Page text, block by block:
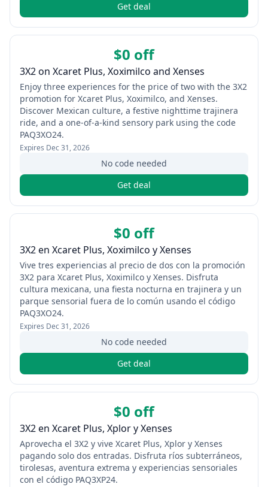
Get deal
$0 off
3X2 on Xcaret Plus, Xoximilco and Xenses
Enjoy three experiences for the price of two with the 3X2
promotion for Xcaret Plus, Xoximilco, and Xenses.
Discover Mexican culture, a festive nighttime trajinera
ride, and a one‑of‑a‑kind sensory park using the code
PAQ3XO24.
Expires Dec 31, 2026
No code needed
Get deal
$0 off
3X2 en Xcaret Plus, Xoximilco y Xenses
Vive tres experiencias al precio de dos con la promoción
3X2 para Xcaret Plus, Xoximilco y Xenses. Disfruta
cultura mexicana, una fiesta nocturna en trajinera y un
parque sensorial fuera de lo común usando el código
PAQ3XO24.
Expires Dec 31, 2026
No code needed
Get deal
$0 off
3X2 en Xcaret Plus, Xplor y Xenses
Aprovecha el 3X2 y vive Xcaret Plus, Xplor y Xenses
pagando solo dos entradas. Disfruta ríos subterráneos,
tirolesas, aventura extrema y experiencias sensoriales
con el código PAQ3XP24.